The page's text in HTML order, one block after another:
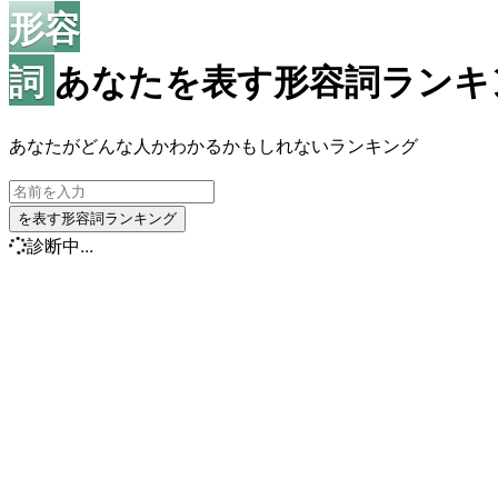
形容
詞 あなたを表す形容詞ラン
あなたがどんな人かわかるかもしれないランキング
を表す形容詞ランキング
診断中...